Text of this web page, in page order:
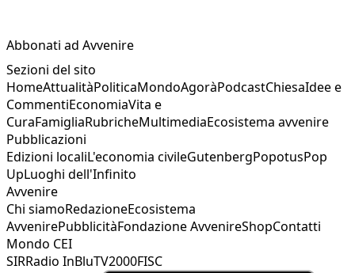
Abbonati ad Avvenire
Sezioni del sito
HomeAttualitàPoliticaMondoAgoràPodcastChiesaIdee e
CommentiEconomiaVita e
CuraFamigliaRubricheMultimediaEcosistema avvenire
Pubblicazioni
Edizioni localiL'economia civileGutenbergPopotusPop
UpLuoghi dell'Infinito
Avvenire
Chi siamoRedazioneEcosistema
AvvenirePubblicitàFondazione AvvenireShopContatti
Mondo CEI
SIRRadio InBluTV2000FISC